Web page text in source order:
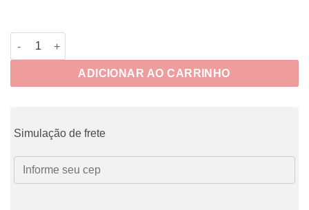
Discos Verde Menta quantidade
ADICIONAR AO CARRINHO
Simulação de frete